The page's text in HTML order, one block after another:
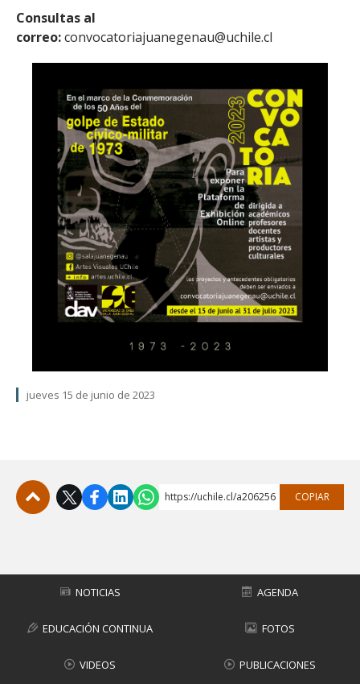
Consultas al
correo:convocatoriajuanegenau@uchile.cl
jueves 15 de junio de 2023
https://uchile.cl/a206256 COPIAR
NOTICIAS AGENDA
EDUCACIÓN CONTINUA FOTOS
VIDEOS PUBLICACIONES